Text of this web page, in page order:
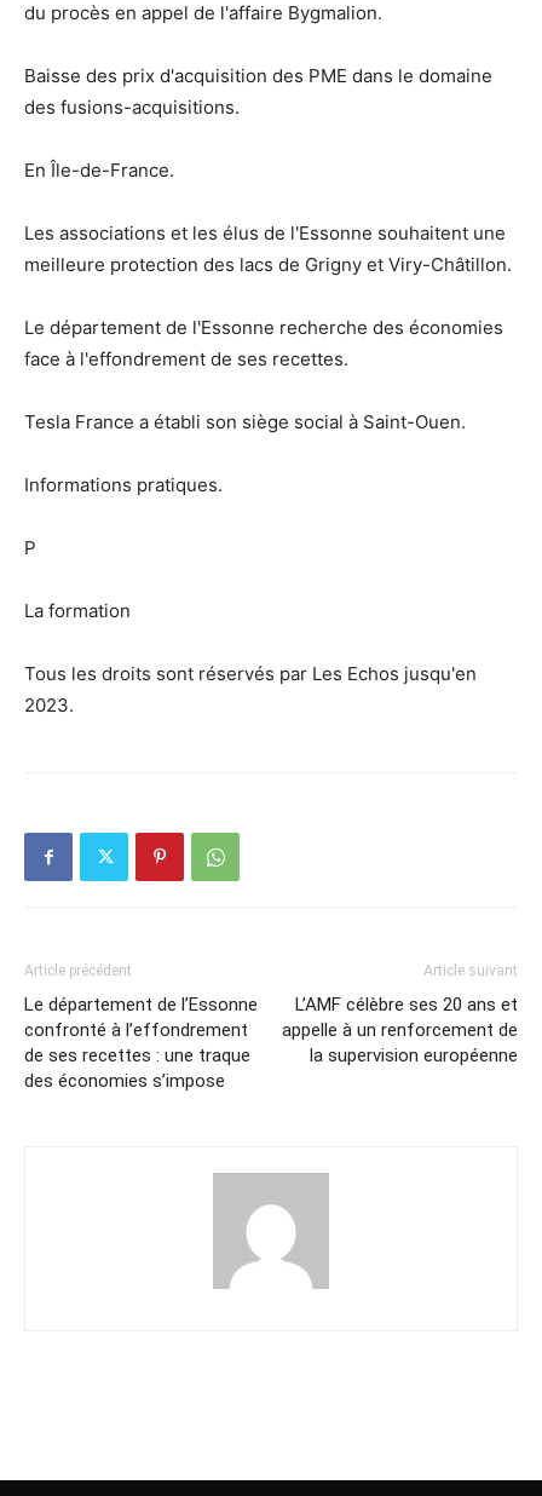
du procès en appel de l'affaire Bygmalion.
Baisse des prix d'acquisition des PME dans le domaine
des fusions-acquisitions.
En Île-de-France.
Les associations et les élus de l'Essonne souhaitent une
meilleure protection des lacs de Grigny et Viry-Châtillon.
Le département de l'Essonne recherche des économies
face à l'effondrement de ses recettes.
Tesla France a établi son siège social à Saint-Ouen.
Informations pratiques.
P
La formation
Tous les droits sont réservés par Les Echos jusqu'en
2023.
Article précédent
Le département de l’Essonne
confronté à l’effondrement
de ses recettes : une traque
des économies s’impose
Article suivant
L’AMF célèbre ses 20 ans et
appelle à un renforcement de
la supervision européenne